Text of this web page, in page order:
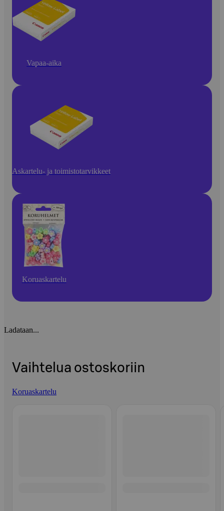
Vapaa-aika
Askartelu- ja toimistotarvikkeet
Koruaskartelu
Ladataan...
Vaihtelua ostoskoriin
Koruaskartelu